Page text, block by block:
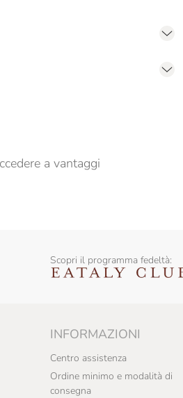
a vantaggi
Scopri il programma fedeltà:
INFORMAZIONI
Centro assistenza
Ordine minimo e modalità di
consegna